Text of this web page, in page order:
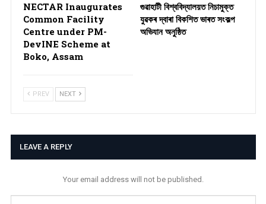
NECTAR Inaugurates
Common Facility
Centre under PM-
DevINE Scheme at
Boko, Assam
গুৱাহাটী বিশ্ববিদ্যালয়ত নিচামুক্ত
যুৱকৰ দ্বাৰা বিকশিত ভাৰত সংকল্প
অভিযান অনুষ্ঠিত
PREV NEXT
LEAVE A REPLY
Your email address will not be published.